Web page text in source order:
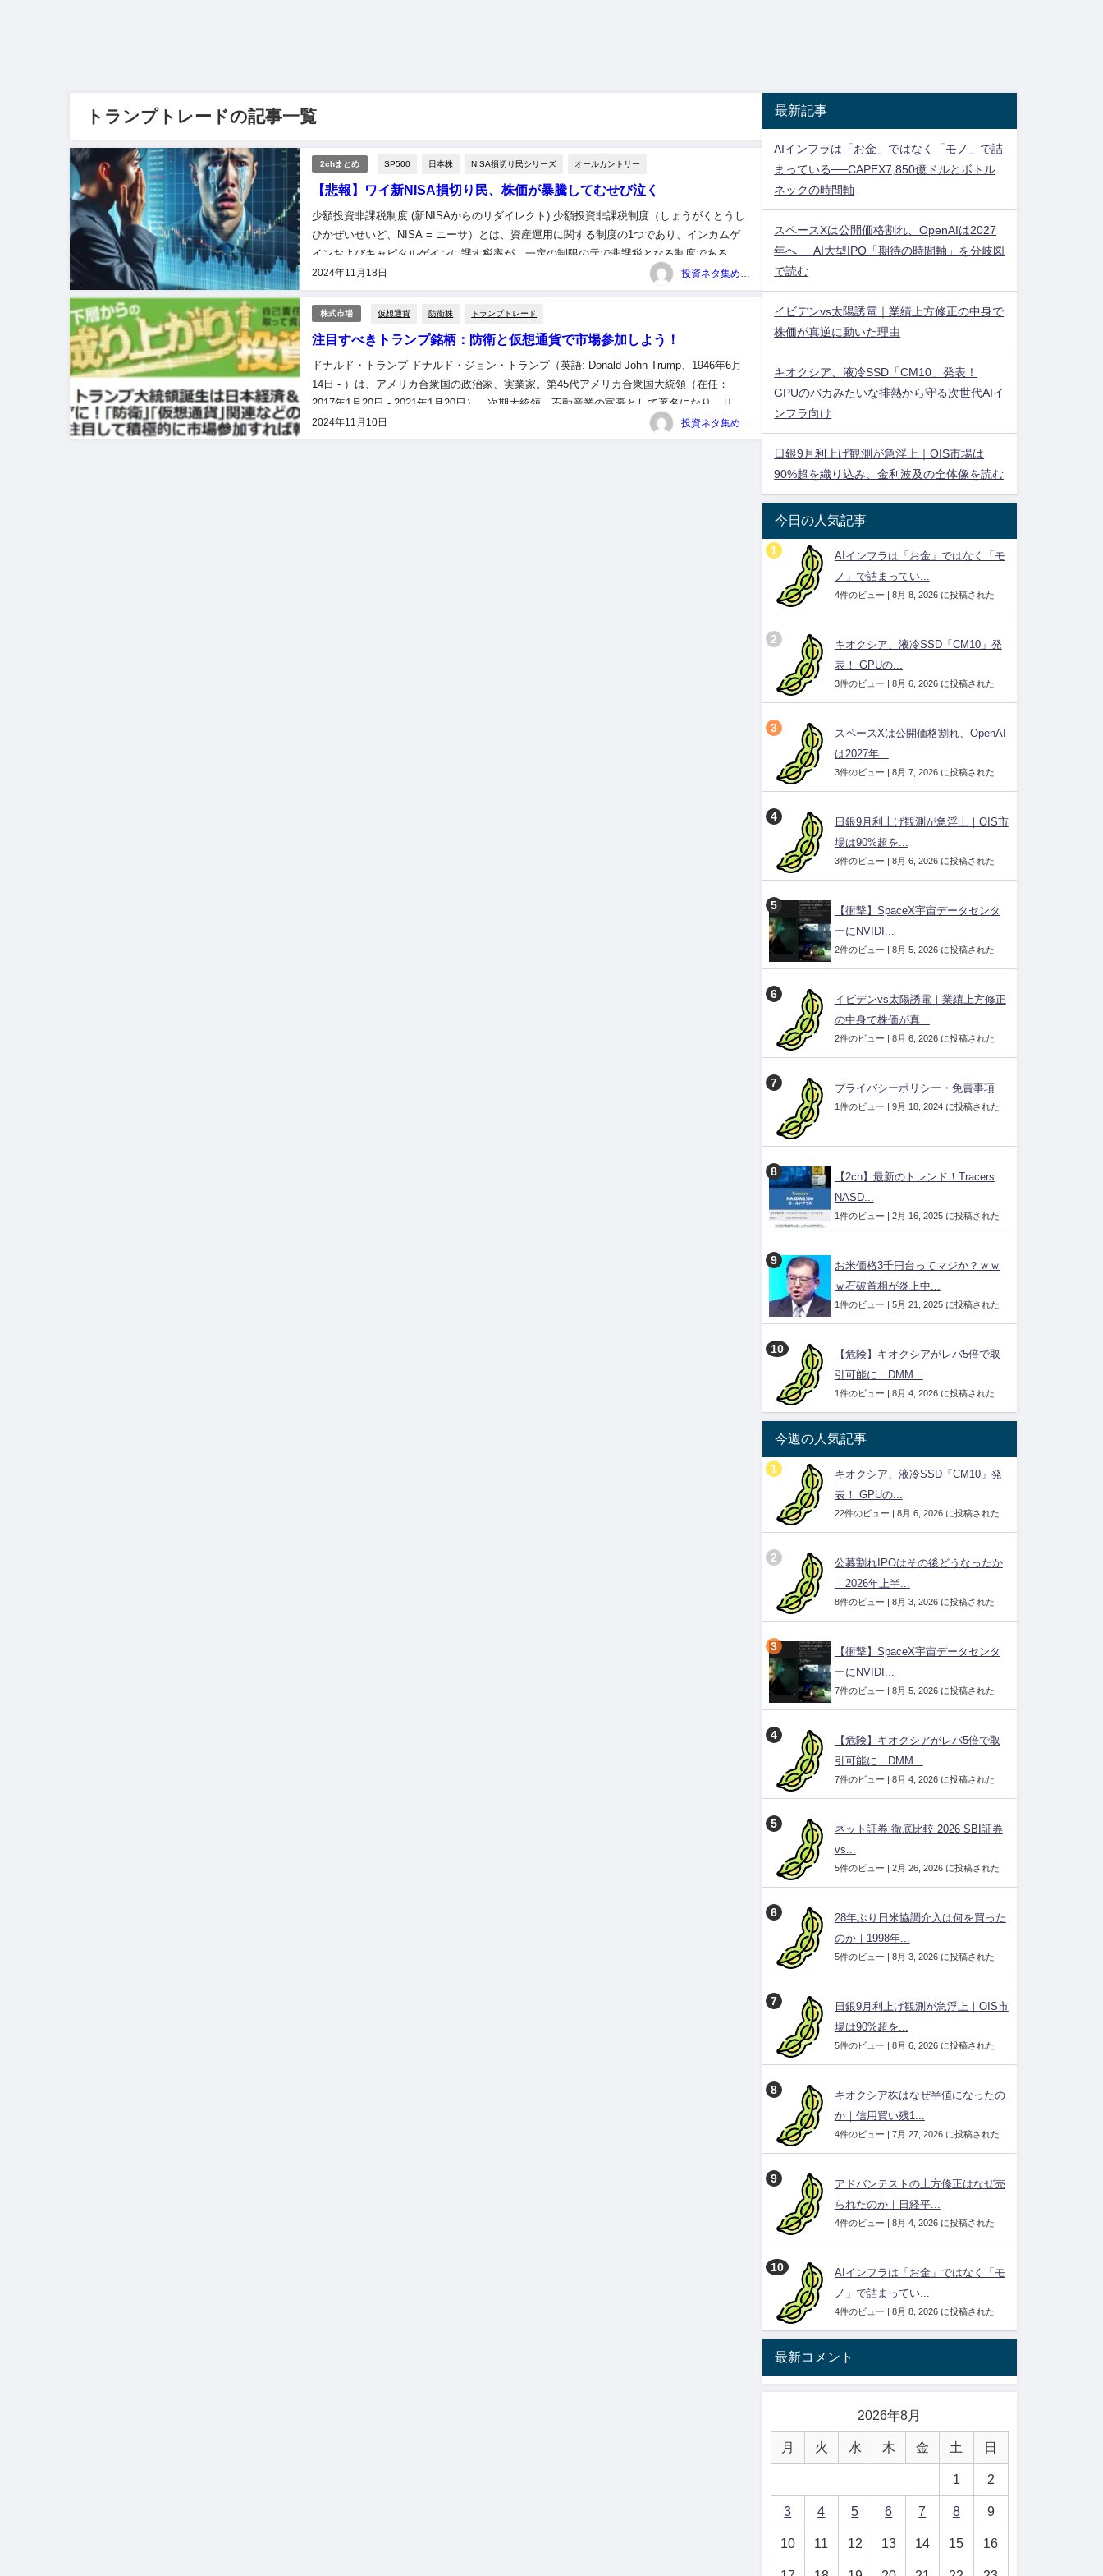
トランプトレードの記事一覧
2chまとめ SP500 日本株 NISA損切り民シリーズ オールカントリー
【悲報】ワイ新NISA損切り民、株価が暴騰してむせび泣く
2024年11月18日
少額投資非課税制度 (新NISAからのリダイレクト) 少額投資非課税制度（しょうがくとうし
ひかぜいせいど、NISA = ニーサ）とは、資産運用に関する制度の1つであり、インカムゲ
インおよびキャピタルゲインに課す税率が、一定の制限の元で非課税となる制度である。制
度の対象となる商品は、投資信託、国内株式、外国株式の3つ。 ...
投資ネタ集めておいたのだ！管理人
株式市場 仮想通貨 防衛株 トランプトレード
注目すべきトランプ銘柄：防衛と仮想通貨で市場参加しよう！
2024年11月10日
ドナルド・トランプ ドナルド・ジョン・トランプ（英語: Donald John Trump、1946年6月
14日 - ）は、アメリカ合衆国の政治家、実業家。第45代アメリカ合衆国大統領（在任：
2017年1月20日 - 2021年1月20日）、次期大統領。不動産業の富豪として著名になり、リア
リティ番組『アプレンティス』…...
投資ネタ集めておいたのだ！管理人
最新記事
AIインフラは「お金」ではなく「モノ」で詰
まっている──CAPEX7,850億ドルとボトル
ネックの時間軸
スペースXは公開価格割れ、OpenAIは2027
年へ──AI大型IPO「期待の時間軸」を分岐図
で読む
イビデンvs太陽誘電｜業績上方修正の中身で
株価が真逆に動いた理由
キオクシア、液冷SSD「CM10」発表！
GPUのバカみたいな排熱から守る次世代AIイ
ンフラ向け
日銀9月利上げ観測が急浮上｜OIS市場は
90%超を織り込み、金利波及の全体像を読む
今日の人気記事
AIインフラは「お金」ではなく「モ
ノ」で詰まってい...
4件のビュー | 8月 8, 2026 に投稿された
キオクシア、液冷SSD「CM10」発
表！ GPUの...
3件のビュー | 8月 6, 2026 に投稿された
スペースXは公開価格割れ、OpenAI
は2027年...
3件のビュー | 8月 7, 2026 に投稿された
日銀9月利上げ観測が急浮上｜OIS市
場は90%超を...
3件のビュー | 8月 6, 2026 に投稿された
【衝撃】SpaceX宇宙データセンタ
ーにNVIDI...
2件のビュー | 8月 5, 2026 に投稿された
イビデンvs太陽誘電｜業績上方修正
の中身で株価が真...
2件のビュー | 8月 6, 2026 に投稿された
プライバシーポリシー・免責事項
1件のビュー | 9月 18, 2024 に投稿された
【2ch】最新のトレンド！Tracers
NASD...
1件のビュー | 2月 16, 2025 に投稿された
お米価格3千円台ってマジか？ｗｗ
ｗ石破首相が炎上中...
1件のビュー | 5月 21, 2025 に投稿された
【危険】キオクシアがレバ5倍で取
引可能に…DMM...
1件のビュー | 8月 4, 2026 に投稿された
今週の人気記事
キオクシア、液冷SSD「CM10」発
表！ GPUの...
22件のビュー | 8月 6, 2026 に投稿された
公募割れIPOはその後どうなったか
｜2026年上半...
8件のビュー | 8月 3, 2026 に投稿された
【衝撃】SpaceX宇宙データセンタ
ーにNVIDI...
7件のビュー | 8月 5, 2026 に投稿された
【危険】キオクシアがレバ5倍で取
引可能に…DMM...
7件のビュー | 8月 4, 2026 に投稿された
ネット証券 徹底比較 2026 SBI証券
vs...
5件のビュー | 2月 26, 2026 に投稿された
28年ぶり日米協調介入は何を買った
のか｜1998年...
5件のビュー | 8月 3, 2026 に投稿された
日銀9月利上げ観測が急浮上｜OIS市
場は90%超を...
5件のビュー | 8月 6, 2026 に投稿された
キオクシア株はなぜ半値になったの
か｜信用買い残1...
4件のビュー | 7月 27, 2026 に投稿された
アドバンテストの上方修正はなぜ売
られたのか｜日経平...
4件のビュー | 8月 4, 2026 に投稿された
AIインフラは「お金」ではなく「モ
ノ」で詰まってい...
4件のビュー | 8月 8, 2026 に投稿された
最新コメント
2026年8月
月 火 水 木 金 土 日
1 2
3 4 5 6 7 8 9
10 11 12 13 14 15 16